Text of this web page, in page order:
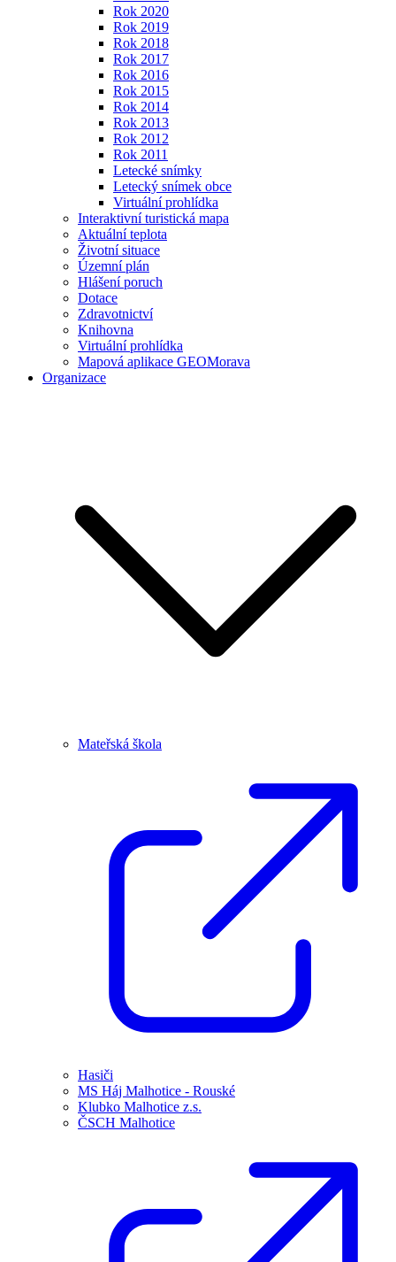
Rok 2020
Rok 2019
Rok 2018
Rok 2017
Rok 2016
Rok 2015
Rok 2014
Rok 2013
Rok 2012
Rok 2011
Letecké snímky
Letecký snímek obce
Virtuální prohlídka
Interaktivní turistická mapa
Aktuální teplota
Životní situace
Územní plán
Hlášení poruch
Dotace
Zdravotnictví
Knihovna
Virtuální prohlídka
Mapová aplikace GEOMorava
Organizace
Mateřská škola
Hasiči
MS Háj Malhotice - Rouské
Klubko Malhotice z.s.
ČSCH Malhotice